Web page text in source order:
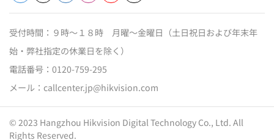
受付時間：９時～１８時 月曜～金曜日（土日祝日および年末年
始・弊社指定の休業日を除く）
電話番号： 0120-759-295
メール： callcenter.jp@hikvision.com
© 2023 Hangzhou Hikvision Digital Technology Co., Ltd. All
Rights Reserved.